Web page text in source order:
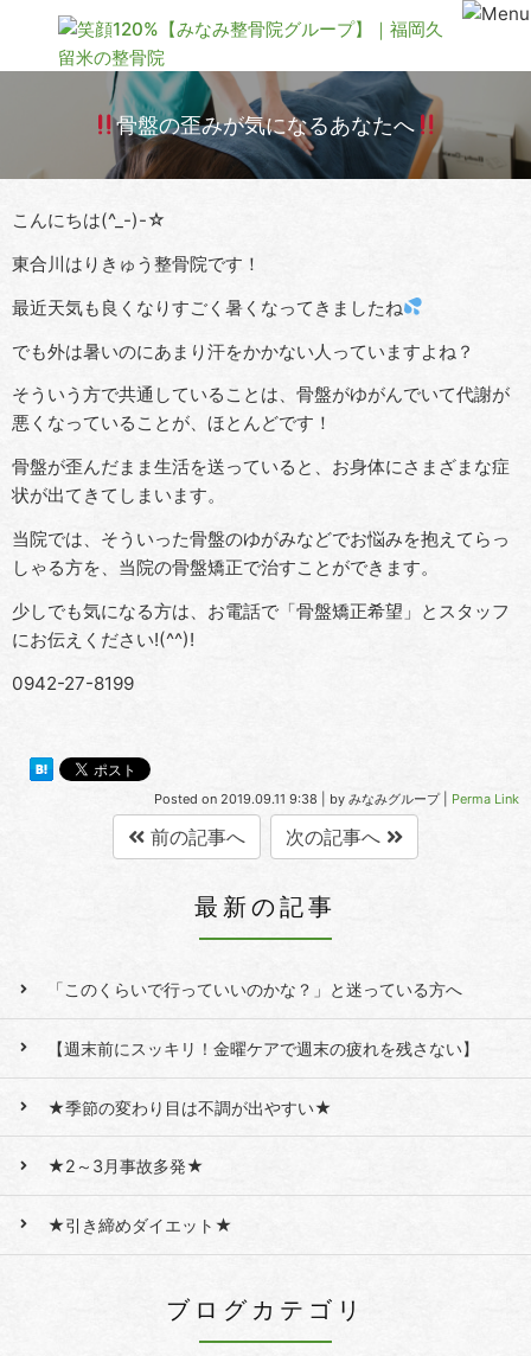
骨盤の歪みが気になるあなたへ
こんにちは(^_-)-☆
東合川はりきゅう整骨院です！
最近天気も良くなりすごく暑くなってきましたね
でも外は暑いのにあまり汗をかかない人っていますよね？
そういう方で共通していることは、骨盤がゆがんでいて代謝が
悪くなっていることが、ほとんどです！
骨盤が歪んだまま生活を送っていると、お身体にさまざまな症
状が出てきてしまいます。
当院では、そういった骨盤のゆがみなどでお悩みを抱えてらっ
しゃる方を、当院の骨盤矯正で治すことができます。
少しでも気になる方は、お電話で「骨盤矯正希望」とスタッフ
にお伝えください!(^^)!
0942-27-8199
Posted on 2019.09.11 9:38 by みなみグループ| Perma Link
前の記事へ 次の記事へ
最新の記事
「このくらいで行っていいのかな？」と迷っている方へ
【週末前にスッキリ！金曜ケアで週末の疲れを残さない】
★季節の変わり目は不調が出やすい★
★2～3月事故多発★
★引き締めダイエット★
ブログカテゴリ